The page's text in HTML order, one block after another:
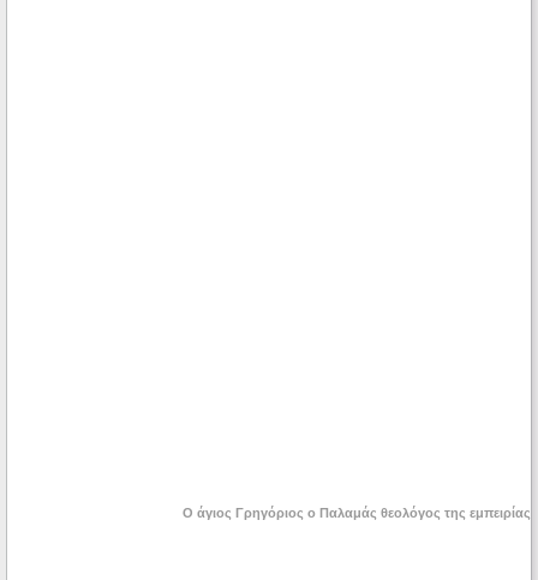
Ο άγιος Γρηγόριος ο Παλαμάς θεολόγος της εμπειρίας